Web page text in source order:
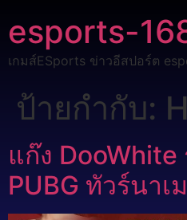
esports-
เกมส์ESports ข่าวอีสปอร์ต
ป้ายกำกับ:
แก๊ง
PUBG ทัวร์นาเ